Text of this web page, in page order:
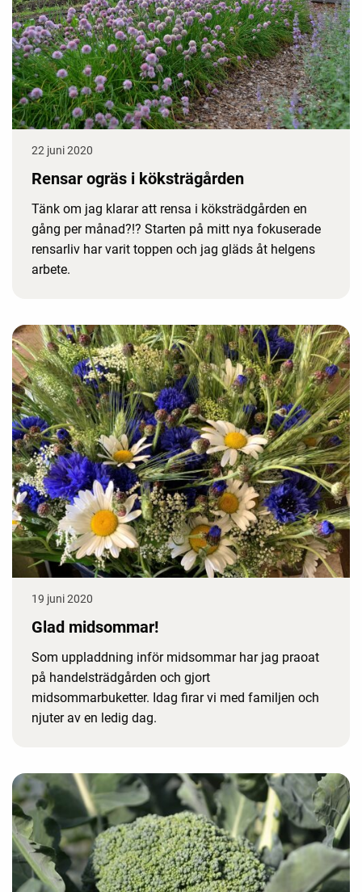
22 juni 2020
Rensar ogräs i köksträgården
Tänk om jag klarar att rensa i köksträdgården en
gång per månad?!? Starten på mitt nya fokuserade
rensarliv har varit toppen och jag gläds åt helgens
arbete.
19 juni 2020
Glad midsommar!
Som uppladdning inför midsommar har jag praoat
på handelsträdgården och gjort
midsommarbuketter. Idag firar vi med familjen och
njuter av en ledig dag.